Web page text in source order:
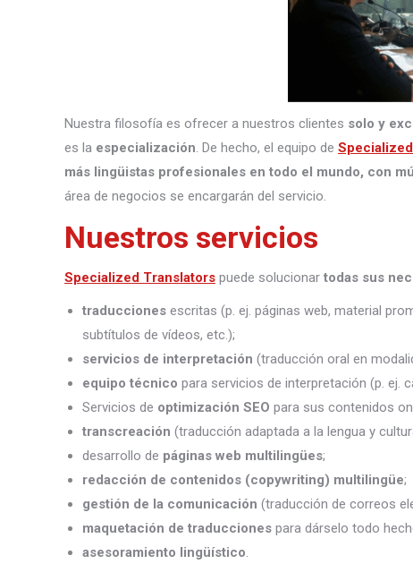
Nuestra filosofía es ofrecer a nuestros clientes solo y
es la especialización . De hecho, el equipo de
más lingüistas profesionales en todo el mundo, con
área de negocios se encargarán del servicio.
Nuestros servicios
Specialized Translators puede solucionar todas sus
traducciones escritas (p. ej. páginas web, material
subtítulos de vídeos, etc.);
servicios de interpretación (traducción oral en
equipo técnico para servicios de interpretación (p. ej.
Servicios de optimización SEO para sus contenidos
transcreación (traducción adaptada a la lengua y
desarrollo de páginas web multilingües;
redacción de contenidos (copywriting) multilingüe;
gestión de la comunicación (traducción de correos
maquetación de traducciones para dárselo todo
asesoramiento lingüístico